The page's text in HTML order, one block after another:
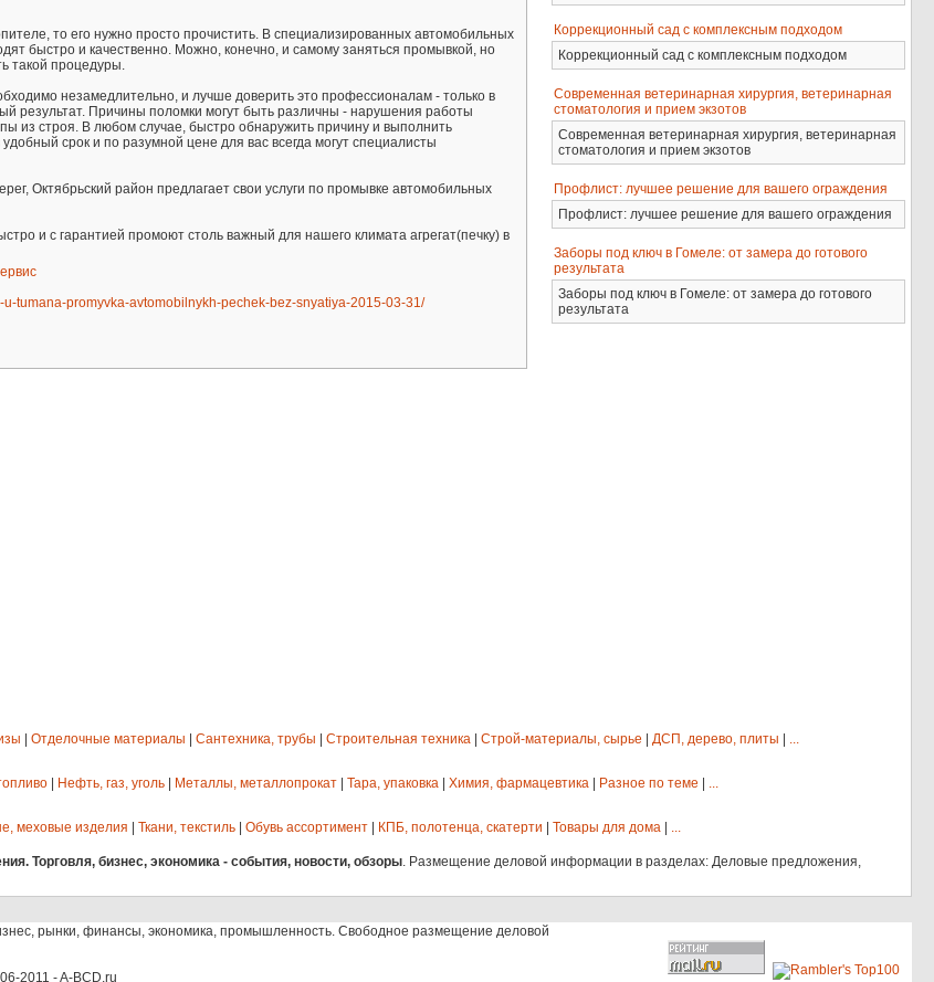
то его нужно просто прочистить. В специализированных автомобильных
быстро и качественно. Можно, конечно, и самому заняться промывкой, но
такой процедуры.
незамедлительно, и лучше доверить это профессионалам - только в
результат. Причины поломки могут быть различны - нарушения работы
из строя. В любом случае, быстро обнаружить причину и выполнить
срок и по разумной цене для вас всегда могут специалисты
Октябрьский район предлагает свои услуги по промывке автомобильных
и с гарантией промоют столь важный для нашего климата агрегат(печку) в
tumana-promyvka-avtomobilnykh-pechek-bez-snyatiya-2015-03-31/
Коррекционный сад с комплексным подходом
Коррекционный сад с комплексным подходом
Современная ветеринарная хирургия, ветеринарная
стоматология и прием экзотов
Современная ветеринарная хирургия, ветеринарная
стоматология и прием экзотов
Профлист: лучшее решение для вашего ограждения
Профлист: лучшее решение для вашего ограждения
Заборы под ключ в Гомеле: от замера до готового
результата
Заборы под ключ в Гомеле: от замера до готового
результата
Отделочные материалы Сантехника, трубы Строительная техника Строй-материалы, сырье ДСП, дерево, плиты
...
Нефть, газ, уголь Металлы, металлопрокат Тара, упаковка Химия, фармацевтика Разное по теме
...
меховые изделия Ткани, текстиль Обувь ассортимент КПБ, полотенца, скатерти Товары для дома ...
Торговля, бизнес, экономика - события, новости, обзоры. Размещение деловой информации в разделах: Деловые предложения,
рынки, финансы, экономика, промышленность. Свободное размещение деловой
2011 - A-BCD.ru